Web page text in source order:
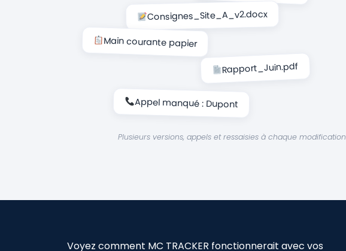
Consignes_Site_A_v2.docx
Main courante papier
Rapport_Juin.pdf
Appel manqué : Dupont
Plusieurs versions, appels et ressaisies à chaque modification
Voyez comment MC TRACKER fonctionnerait avec vos